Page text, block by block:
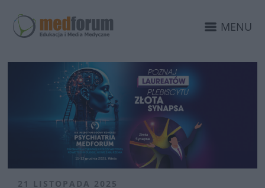
MENU
21 LISTOPADA 2025